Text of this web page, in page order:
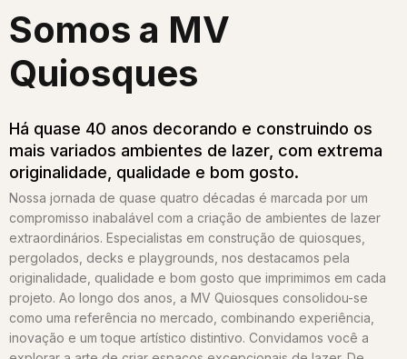
Somos a MV
Quiosques​
Há quase 40 anos decorando e construindo os
mais variados ambientes de lazer, com extrema
originalidade, qualidade e bom gosto.
Nossa jornada de quase quatro décadas é marcada por um
compromisso inabalável com a criação de ambientes de lazer
extraordinários. Especialistas em construção de quiosques,
pergolados, decks e playgrounds, nos destacamos pela
originalidade, qualidade e bom gosto que imprimimos em cada
projeto. Ao longo dos anos, a MV Quiosques consolidou-se
como uma referência no mercado, combinando experiência,
inovação e um toque artístico distintivo. Convidamos você a